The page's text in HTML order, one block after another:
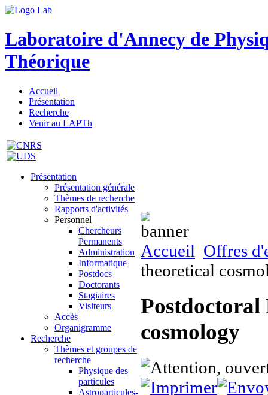
Laboratoire d'Annecy de
Théorique
Accueil
Présentation
Recherche
Venir au LAPTh
Présentation
Présentation générale
Thèmes de recherche
Rapports d'activités
Personnel
Chercheurs
Permanents
Administration
Informatique
Postdocs
Doctorants
Stagiaires
Visiteurs
Accès
Organigramme
Recherche
Thèmes et groupes de
recherche
Physique des
particules
Astroparticules-
Accueil Offres
theoretical
Postdoctoral
cosmology